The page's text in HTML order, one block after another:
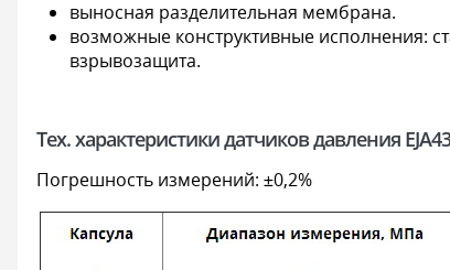
выносная разделительная мембрана.
возможные конструктивные исполнения:
взрывозащита.
Тех. характеристики датчиков давления
Погрешность измерений: ±0,2%